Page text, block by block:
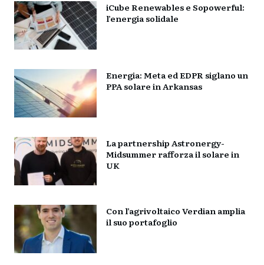
iCube Renewables e Sopowerful:
l’energia solidale
Energia: Meta ed EDPR siglano un
PPA solare in Arkansas
La partnership Astronergy-
Midsummer rafforza il solare in
UK
Con l’agrivoltaico Verdian amplia
il suo portafoglio